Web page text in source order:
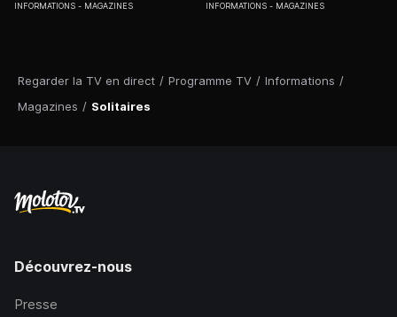
Regarder la TV en direct / Programme TV / Informations /
Magazines / Solitaires
INFORMATIONS MAGAZINES INFORMATIONS MAGAZINES
Découvrez-nous
Presse